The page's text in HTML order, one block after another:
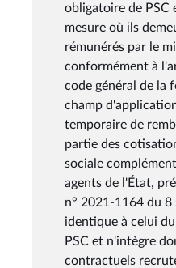
obligatoire de PSC
mesure où ils
rémunérés par le
conformément à
code général de la
champ
temporaire de
partie des
sociale
agents de l'État,
n° 2021-1164 du
identique à celui
PSC et n'intègre
contractuels